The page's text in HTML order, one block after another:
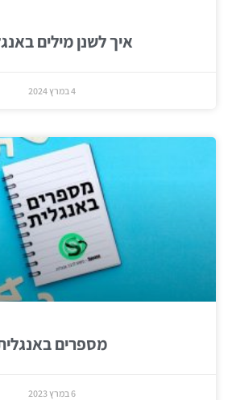
איך לשנן מילים
4 במרץ 2024
מספרים
6 במרץ 2023